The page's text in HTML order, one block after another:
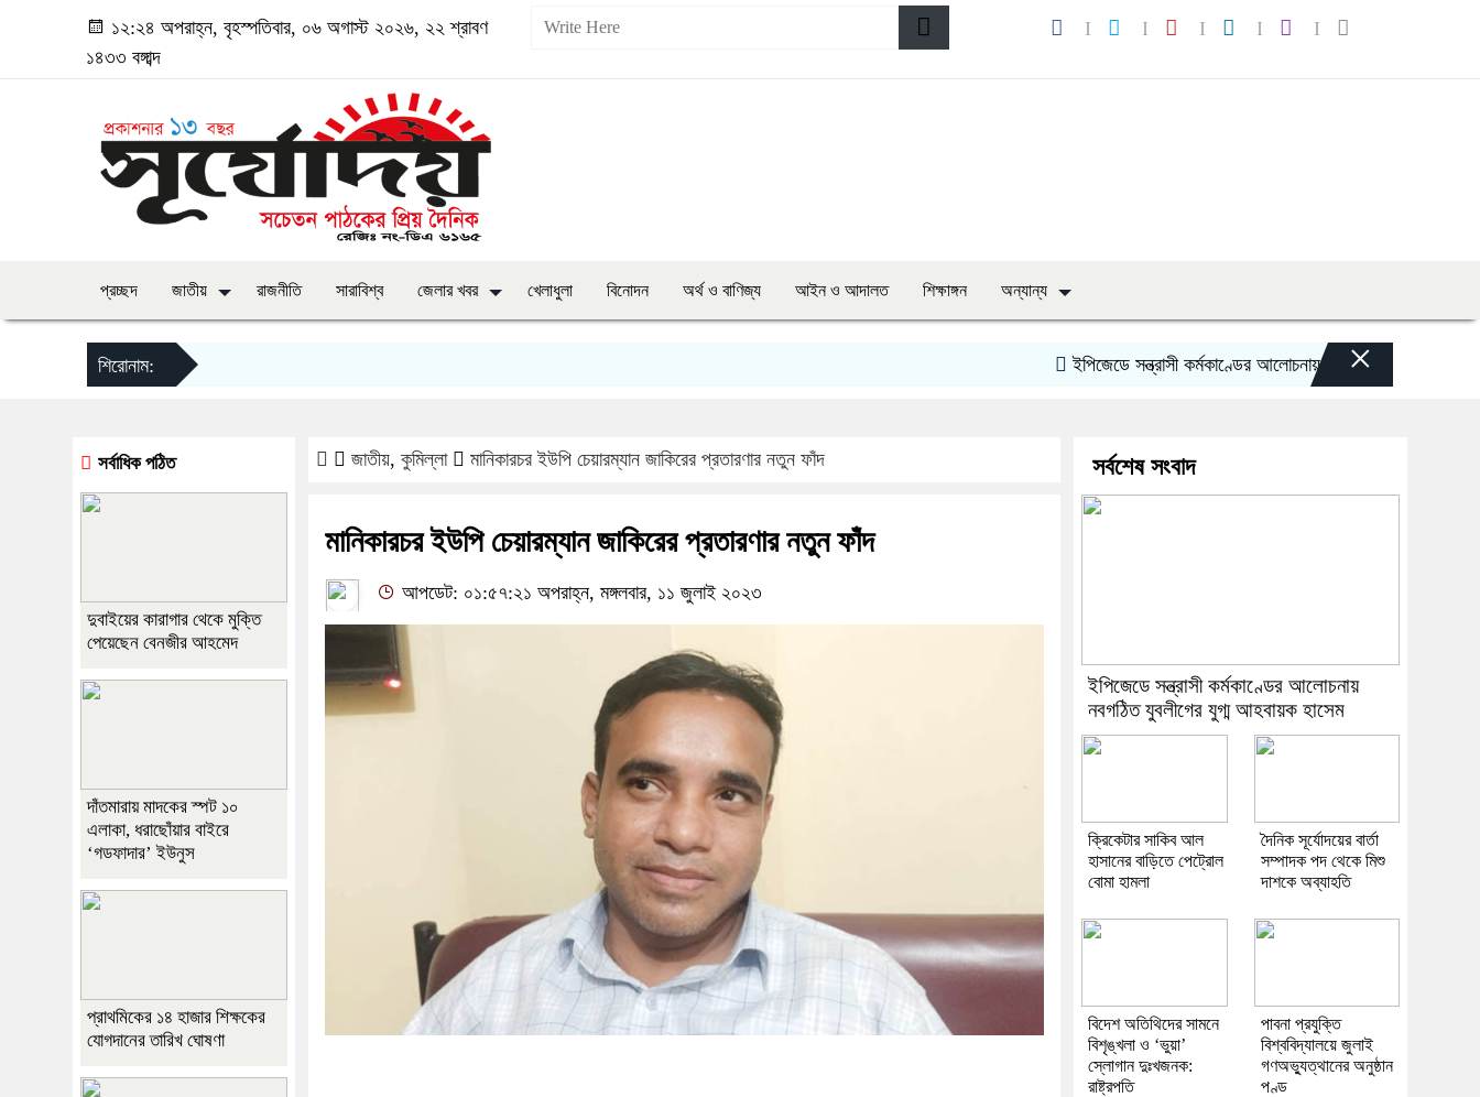
১২:২৪ অপরাহ্ন, বৃহস্পতিবার, ০৬ অগাস্ট ২০২৬, ২২ শ্রাবণ
১৪৩৩ বঙ্গাব্দ
প্রচ্ছদ জাতীয় রাজনীতি সারাবিশ্ব জেলার খবর খেলাধুলা বিনোদন অর্থ ও বাণিজ্য আইন ও আদালত শিক্ষাঙ্গন অন্যান্য
শিরোনাম: ইপিজেডে সন্ত্রাসী কর্মকাণ্ডের আলোচনায় নবগঠিত যুবলীগের যুগ্ম
×
জাতীয়, কুমিল্লা মানিকারচর ইউপি চেয়ারম্যান জাকিরের প্রতারণার নতুন ফাঁদ
মানিকারচর ইউপি চেয়ারম্যান জাকিরের প্রতারণার নতুন ফাঁদ
আপডেট: ০১:৫৭:২১ অপরাহ্ন, মঙ্গলবার, ১১ জুলাই ২০২৩
সর্বাধিক পঠিত
দুবাইয়ের কারাগার থেকে মুক্তি
পেয়েছেন বেনজীর আহমেদ
দাঁতমারায় মাদকের স্পট ১০
এলাকা, ধরাছোঁয়ার বাইরে
‘গডফাদার’ ইউনুস
প্রাথমিকের ১৪ হাজার শিক্ষকের
যোগদানের তারিখ ঘোষণা
সর্বশেষ সংবাদ
ইপিজেডে সন্ত্রাসী কর্মকাণ্ডের আলোচনায়
নবগঠিত যুবলীগের যুগ্ম আহবায়ক হাসেম
ক্রিকেটার সাকিব আল
হাসানের বাড়িতে পেট্রোল
বোমা হামলা
দৈনিক সূর্যোদয়ের বার্তা
সম্পাদক পদ থেকে মিশু
দাশকে অব্যাহতি
বিদেশ অতিথিদের সামনে
বিশৃঙ্খলা ও ‘ভুয়া’
স্লোগান দুঃখজনক:
রাষ্ট্রপতি
পাবনা প্রযুক্তি
বিশ্ববিদ্যালয়ে জুলাই
গণঅভ্যুত্থানের অনুষ্ঠান
পণ্ড